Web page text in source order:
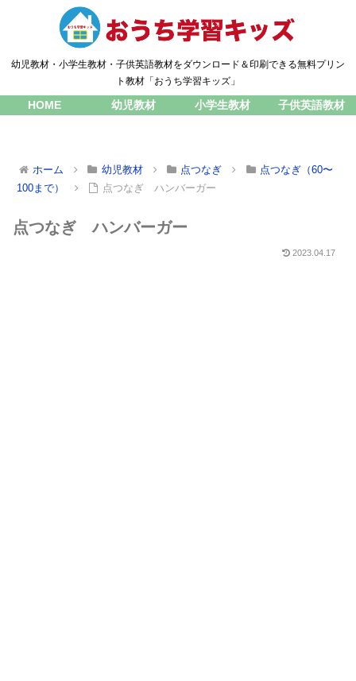
幼児教材・小学生教材・子供英語教材をダウンロード＆印刷できる無料プリン
ト教材「おうち学習キッズ」
HOME 幼児教材 小学生教材 子供英語教材
ホーム 幼児教材 点つなぎ
点つなぎ（60〜
100まで）
点つなぎ ハンバーガー
点つなぎ ハンバーガー
2023.04.17